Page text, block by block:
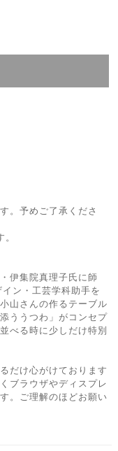
。予めご了承くださ
伊集院真理子氏に師
ン・工芸学科助手を
山さんの作るテーブル
ううつわ」がコンセプ
べる時に少しだけ特別
だけ心がけております
ブラウザやディスプレ
。ご理解のほどお願い